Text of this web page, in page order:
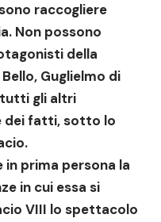
raccogliere
Non possono
della
Guglielmo di
tutti gli altri
dei fatti,sotto lo
in prima persona la
in cui essa si
VIII lo spettacolo